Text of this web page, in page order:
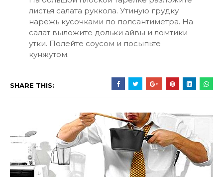
листья салата руккола. Утиную грудку
нарежь кусочками по полсантиметра. На
салат выложите дольки айвы и ломтики
утки. Полейте соусом и посыпьте
кунжутом.
SHARE THIS: